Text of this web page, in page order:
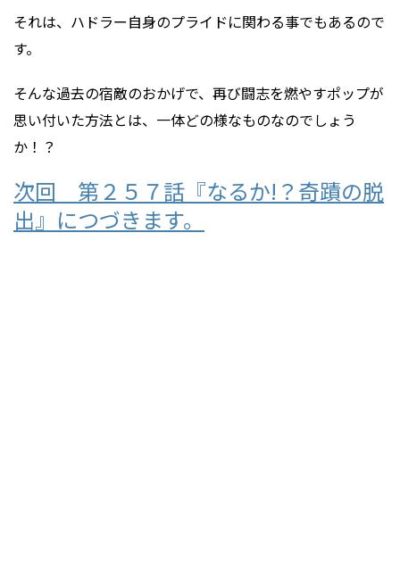
それは、ハドラー自身のプライドに関わる事でもあるので
す。
そんな過去の宿敵のおかげで、再び闘志を燃やすポップが
思い付いた方法とは、一体どの様なものなのでしょう
か！？
次回 第２５７話『なるか!？奇蹟の脱
出』につづきます。